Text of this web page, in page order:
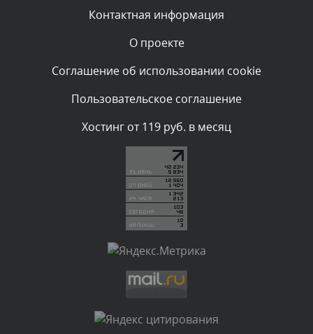
Комментарий проверяется
администратором.
Комментарий проверяется
Текст комментария будет виден после проверки
Комментарий проверяется
Текст комментария будет виден после проверки
администратором.
Текст комментария будет виден после проверки
администратором.
Контактная информация
О проекте
Соглашение об использовании cookie
Пользовательское соглашение
Хостинг от 119 руб. в месяц